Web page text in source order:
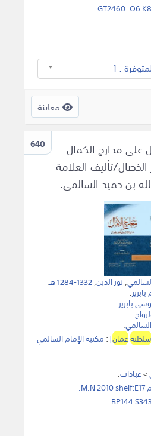
GT2460 .O6
: 1
معاينة
640
على مدارج الكمال
تأليف العلامة
بن حميد السالمي.
, نور الدين,
.
.
بابزيز.
.
.
سلطنةعمان]
: مكتبة الإمام السالمي
>عبادات.
BP144